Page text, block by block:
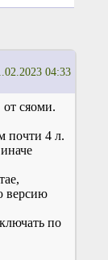
04:33
сяоми.
почти 4 л.
версию
по